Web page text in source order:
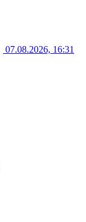
07.08.2026, 16:31